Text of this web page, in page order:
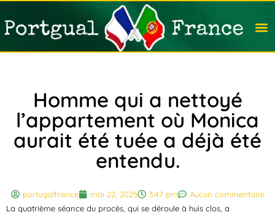
Homme qui a nettoyé
l’appartement où Monica
aurait été tuée a déjà été
entendu.
portugalfrance mai 22, 2025 3:47 pm
Aucun commentaire
La quatrième séance du procès, qui se déroule à huis clos, a